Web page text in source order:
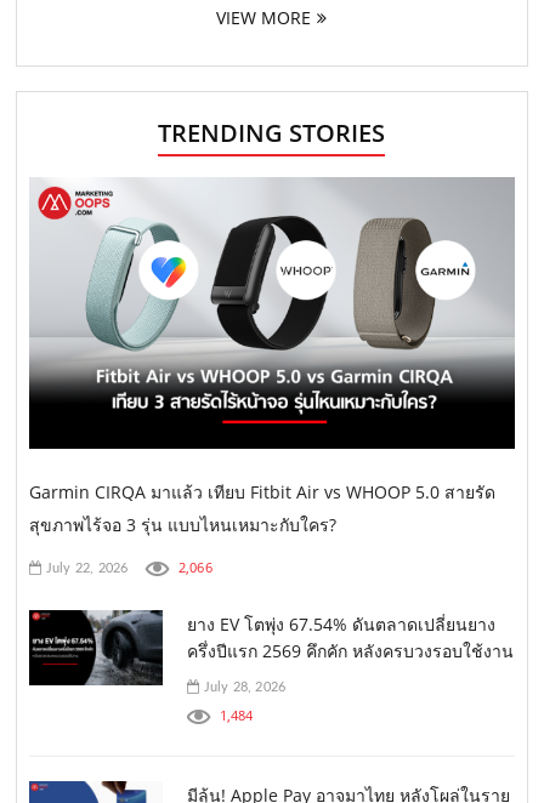
VIEW MORE
TRENDING STORIES
Garmin CIRQA มาแล้ว เทียบ Fitbit Air vs WHOOP 5.0 สายรัด
สุขภาพไร้จอ 3 รุ่น แบบไหนเหมาะกับใคร?
July 22, 2026 2,066
ยาง EV โตพุ่ง 67.54% ดันตลาดเปลี่ยนยาง
ครึ่งปีแรก 2569 คึกคัก หลังครบวงรอบใช้งาน
July 28, 2026
1,484
มีลุ้น! Apple Pay อาจมาไทย หลังโผล่ในราย